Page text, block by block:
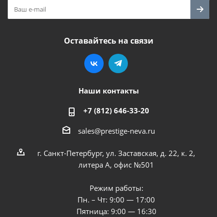
Оставайтесь на связи
Наши контакты
+7 (812) 646-33-20
sales@prestige-neva.ru
г. Санкт-Петербург, ул. Заставская, д. 22, к. 2,
литера А, офис №501
Режим работы:
Пн. – Чт: 9:00 — 17:00
Пятница: 9:00 — 16:30